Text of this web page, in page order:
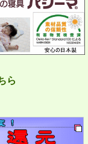
ら